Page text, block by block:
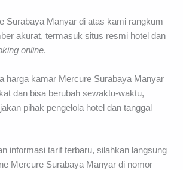
Surabaya Manyar di atas kami rangkum
akurat, termasuk situs resmi hotel dan
online.
harga kamar Mercure Surabaya Manyar
dan bisa berubah sewaktu-waktu,
pihak pengelola hotel dan tanggal
informasi tarif terbaru, silahkan langsung
Mercure Surabaya Manyar di nomor